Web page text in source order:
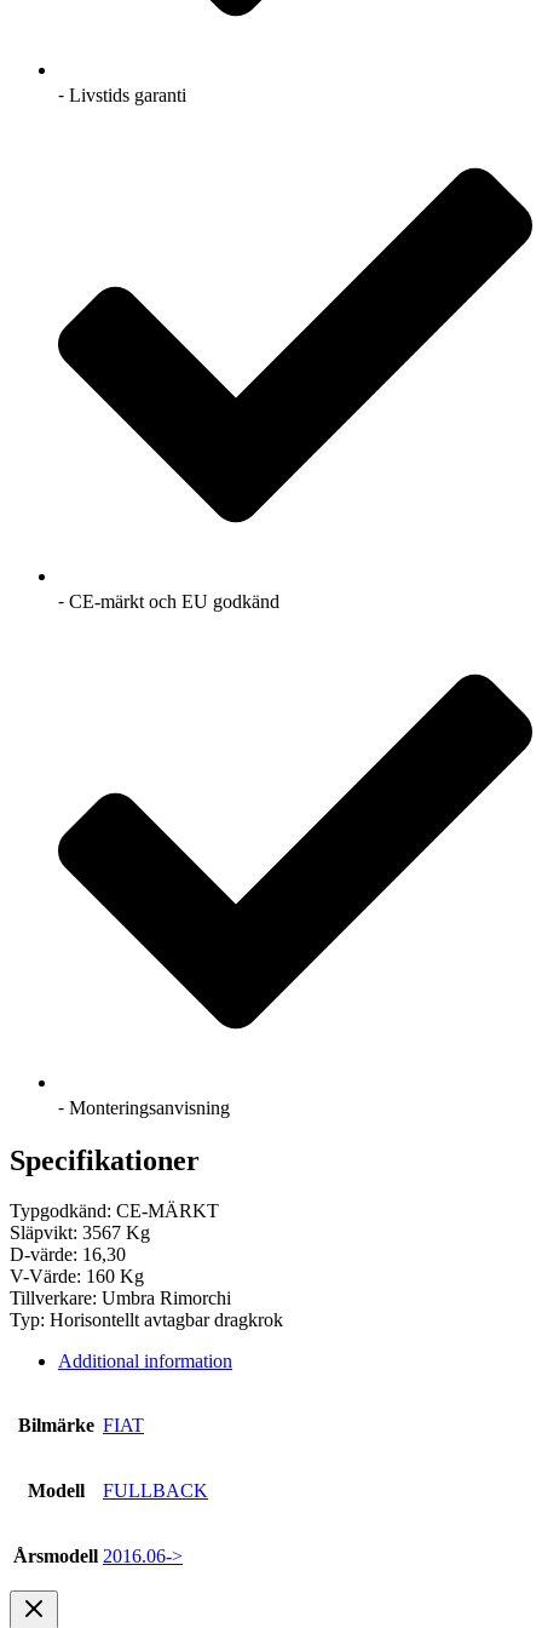
⁃ Livstids garanti
⁃ CE-märkt och EU godkänd
⁃ Monteringsanvisning
Specifikationer
Typgodkänd: CE-MÄRKT
Släpvikt: 3567 Kg
D-värde: 16,30
V-Värde: 160 Kg
Tillverkare: Umbra Rimorchi
Typ: Horisontellt avtagbar dragkrok
Additional information
Bilmärke FIAT
Modell FULLBACK
Årsmodell 2016.06->